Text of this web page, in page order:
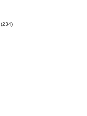
(234)